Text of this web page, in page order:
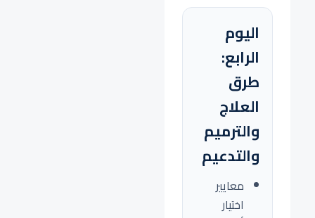
اليوم
الرابع:
طرق
العلاج
والترميم
والتدعيم
معايير
اختيار